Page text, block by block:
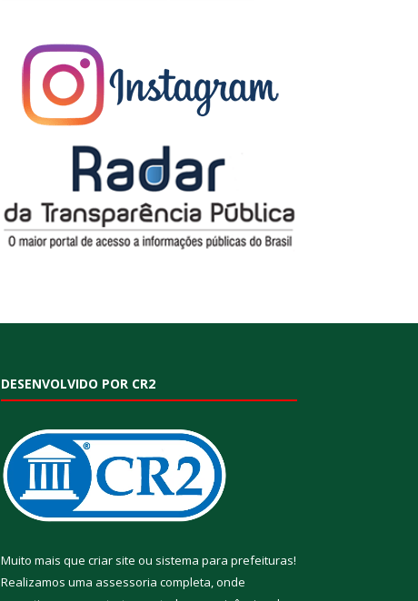
DESENVOLVIDO POR CR2
Muito mais que criar site ou sistema para prefeituras!
Realizamos uma assessoria completa, onde